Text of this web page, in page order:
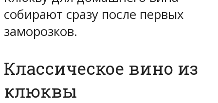
собирают сразу после первых
заморозков.
Классическое вино из
клюквы